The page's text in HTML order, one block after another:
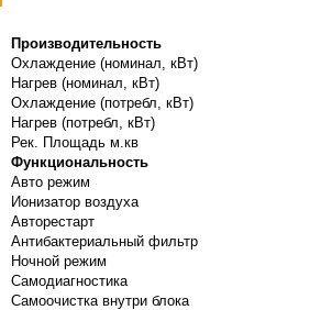
Производительность
Охлаждение (номинал, кВт)
Нагрев (номинал, кВт)
Охлаждение (потребл, кВт)
Нагрев (потребл, кВт)
Рек. Площадь м.кв
Функциональность
Авто режим
Ионизатор воздуха
Авторестарт
Антибактериальный фильтр
Ночной режим
Самодиагностика
Самоочистка внутри блока